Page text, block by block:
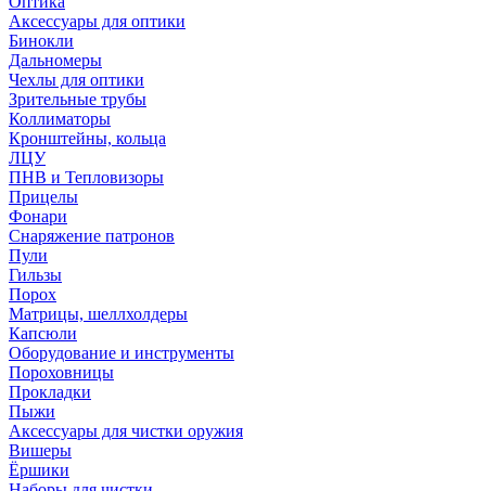
Аксессуары для оптики
Бинокли
Дальномеры
Чехлы для оптики
Зрительные трубы
Коллиматоры
Кронштейны, кольца
ЛЦУ
ПНВ и Тепловизоры
Прицелы
Фонари
Снаряжение патронов
Пули
Гильзы
Порох
Матрицы, шеллхолдеры
Капсюли
Оборудование и инструменты
Пороховницы
Прокладки
Пыжи
Аксессуары для чистки оружия
Вишеры
Ёршики